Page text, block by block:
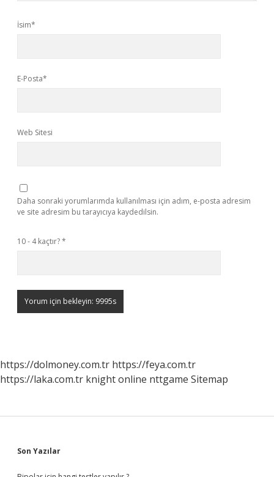
İsim*
E-Posta*
Web Sitesi
Daha sonraki yorumlarımda kullanılması için adım, e-posta adresim
ve site adresim bu tarayıcıya kaydedilsin.
10 - 4 kaçtır?*
https://dolmoney.com.tr https://feya.com.tr
https://laka.com.tr knight online nttgame Sitemap
Sidebar
Son Yazılar